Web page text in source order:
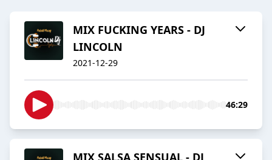
MIX FUCKING YEARS - DJ
LINCOLN
2021-12-29
46:29
MIX SALSA SENSUAL - DJ